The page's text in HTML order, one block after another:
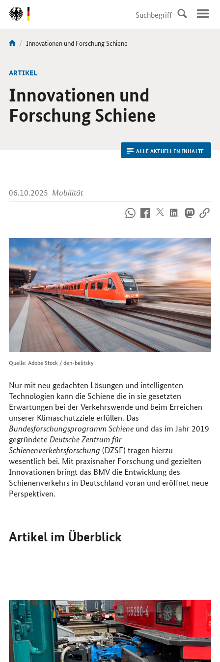
DirektZu:
Navigation
Sie
hier:
Aktuelle
Innovationen und Forschung Schiene
ARTIKEL
Innovationen und
Forschung Schiene
ALLE AKTUELLEN INHALTE
06.10.2025 Mobilität
uns
im
Internet
Quelle: Adobe Stock / den-belitsky
Nur mit neu gedachten Lösungen und intelligenten
Technologien kann die Schiene die in sie gesetzten
Erwartungen bei der Verkehrswende und beim Erreichen
unserer Klimaschutzziele erfüllen. Das
Bundesforschungsprogramm Schieneund das im Jahr 2019
gegründete Deutsche Zentrum für
Schienenverkehrsforschung (DZSF) tragen hierzu
wesentlich bei. Mit praxisnaher Forschung und gezielten
Innovationen bringt das BMVdie Entwicklung des
Schienenverkehrs in Deutschland voran und eröffnet neue
Perspektiven.
Artikel im Überblick